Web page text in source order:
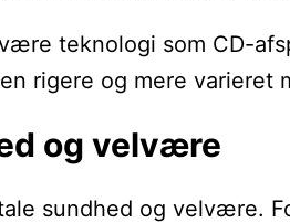
teknologi som CD-
rigere og mere varieret
og velvære
sundhed og velvære.